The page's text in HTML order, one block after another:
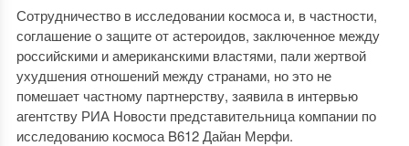
Сотрудничество в исследовании космоса и, в частности,
соглашение о защите от астероидов, заключенное между
российскими и американскими властями, пали жертвой
ухудшения отношений между странами, но это не
помешает частному партнерству, заявила в интервью
агентству РИА Новости представительница компании по
исследованию космоса B612 Дайан Мерфи.